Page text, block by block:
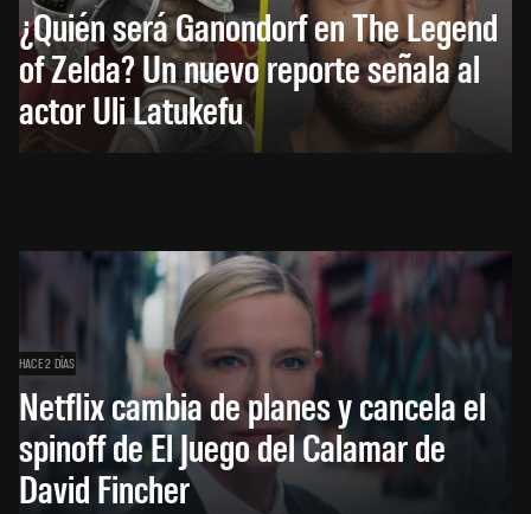
¿Quién será Ganondorf en The Legend
of Zelda? Un nuevo reporte señala al
actor Uli Latukefu
HACE 2 DÍAS
Netflix cambia de planes y cancela el
spinoff de El Juego del Calamar de
David Fincher